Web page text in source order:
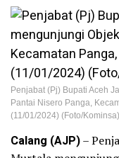
Penjabat (Pj) Bupati Aceh
Pantai Nisero Panga,
(11/01/2024) (Foto/Kominsa)
Calang (AJP)–